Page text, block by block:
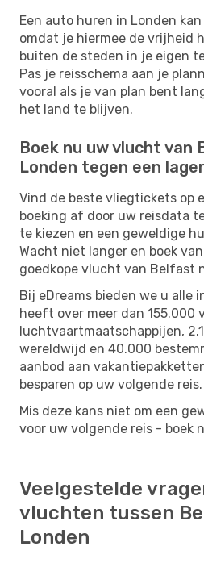
Een auto huren in Londen
omdat je hiermee de vrijheid
buiten de steden in je eigen
Pas je reisschema aan je
vooral als je van plan bent
het land te blijven.
Boek nu uw vlucht van
Londen tegen een
Vind de beste vliegtickets op
boeking af door uw reisdata
te kiezen en een geweldige
Wacht niet langer en boek
goedkope vlucht van Belfast
Bij eDreams bieden we u alle
heeft over meer dan 155.000
luchtvaartmaatschappijen,
wereldwijd en 40.000
aanbod aan
besparen op uw volgende reis.
Mis deze kans niet om een
voor uw volgende reis - boek
Veelgestelde
vluchten tussen
Londen